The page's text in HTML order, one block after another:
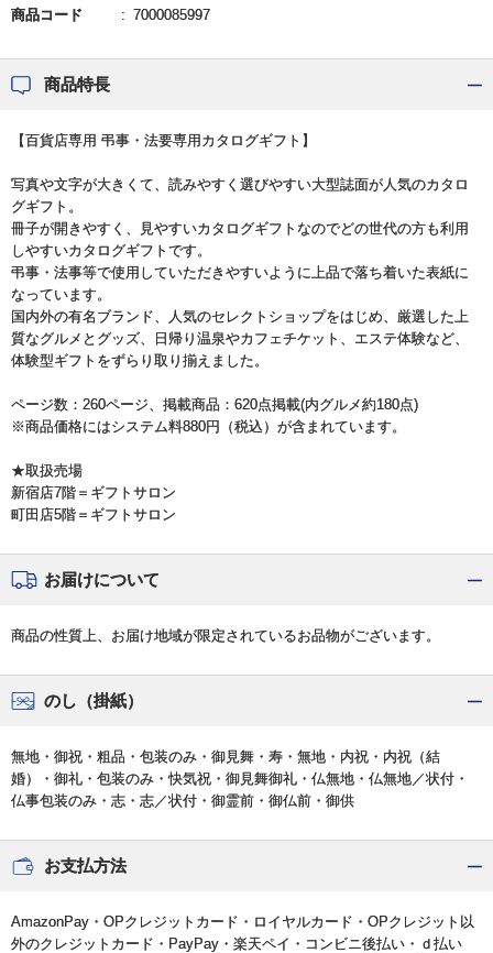
商品コード 7000085997
商品特長
【百貨店専用 弔事・法要専用カタログギフト】
写真や文字が大きくて、読みやすく選びやすい大型誌面が人気のカタロ
グギフト。
冊子が開きやすく、見やすいカタログギフトなのでどの世代の方も利用
しやすいカタログギフトです。
弔事・法事等で使用していただきやすいように上品で落ち着いた表紙に
なっています。
国内外の有名ブランド、人気のセレクトショップをはじめ、厳選した上
質なグルメとグッズ、日帰り温泉やカフェチケット、エステ体験など、
体験型ギフトをずらり取り揃えました。
ページ数：260ページ、掲載商品：620点掲載(内グルメ約180点)
※商品価格にはシステム料880円（税込）が含まれています。
★取扱売場
新宿店7階＝ギフトサロン
町田店5階＝ギフトサロン
お届けについて
商品の性質上、お届け地域が限定されているお品物がございます。
のし（掛紙）
無地・御祝・粗品・包装のみ・御見舞・寿・無地・内祝・内祝（結
婚）・御礼・包装のみ・快気祝・御見舞御礼・仏無地・仏無地／状付・
仏事包装のみ・志・志／状付・御霊前・御仏前・御供
お支払方法
AmazonPay・OPクレジットカード・ロイヤルカード・OPクレジット以
外のクレジットカード・PayPay・楽天ペイ・コンビニ後払い・ｄ払い